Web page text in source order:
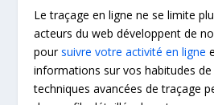
Le traçage en ligne ne se limite
acteurs du web développent de
poursuivre votre activité en ligne
informations sur vos habitudes de
techniques avancées de traçage